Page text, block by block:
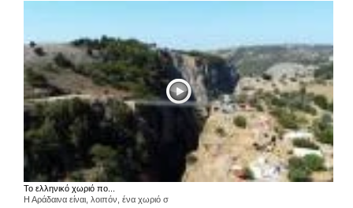
Το ελληνικό χωριό πο...
Η Αράδαινα είναι, λοιπόν, ένα χωριό σ